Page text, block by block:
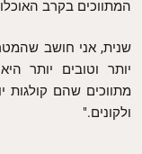
המתווכים בקרב
שנית, אני חושב
יותר וטובים יותר
מתווכים שהם קולגות
ולקונים."